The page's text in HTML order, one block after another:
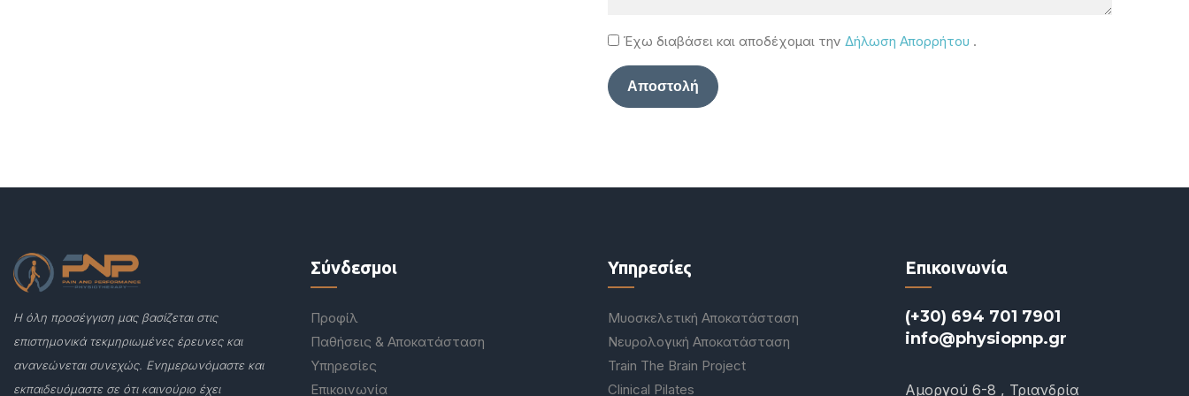
Έχω διαβάσει και αποδέχομαι την Δήλωση Απορρήτου .
Η όλη προσέγγιση μας βασίζεται στις
επιστημονικά τεκμηριωμένες έρευνες και
ανανεώνεται συνεχώς. Ενημερωνόμαστε και
εκπαιδευόμαστε σε ότι καινούριο έχει
Σύνδεσμοι
Προφίλ
Παθήσεις & Αποκατάσταση
Υπηρεσίες
Επικοινωνία
Υπηρεσίες
Μυοσκελετική Αποκατάσταση
Νευρολογική Αποκατάσταση
Train The Brain Project
Clinical Pilates
Επικοινωνία
(+30) 694 701 7901
info@physiopnp.gr
Αμοργού 6-8 , Τριανδρία